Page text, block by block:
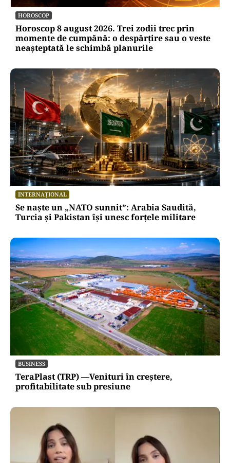
HOROSCOP
Horoscop 8 august 2026. Trei zodii trec prin
momente de cumpănă: o despărțire sau o veste
neașteptată le schimbă planurile
INTERNAȚIONAL
Se naște un „NATO sunnit”: Arabia Saudită,
Turcia și Pakistan își unesc forțele militare
BUSINESS
TeraPlast (TRP) —Venituri în creștere,
profitabilitate sub presiune